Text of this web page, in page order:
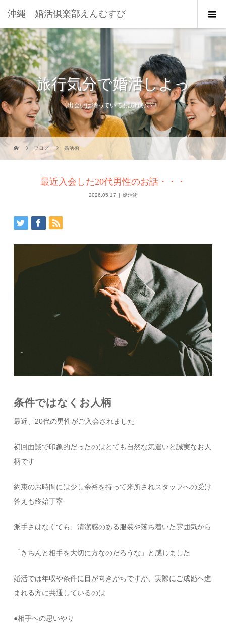
沖縄 婚活倶楽部えんむすび
旅行気分で婚活しよっ
出会いは待っていても訪れない！
ブログ 婚活術
最近入会した20代男性のお話・・・
2026.05.17 婚活術
条件ではなくお人柄
最近、20代の男性がご入会されました
初回面談で印象的だったのはとても自然な気遣いと誠実なお人
柄です
約束のお時間には少し余裕を持って来所されスタッフへの受け
答えも終始丁寧
派手さはなくても、清潔感のある服装や落ち着いた雰囲気から
「きちんと相手を大切に方なのだろうな」と感じました
婚活では年収や条件に目が向きがちですが、実際にご成婚へ進
まれる方に共通しているのは
●相手への思いやり